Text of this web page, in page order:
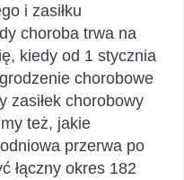
i zasiłku
choroba trwa na
kiedy od 1 stycznia
chorobowe
zasiłek chorobowy
też, jakie
przerwa po
łączny okres 182